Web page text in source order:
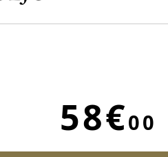
58€00